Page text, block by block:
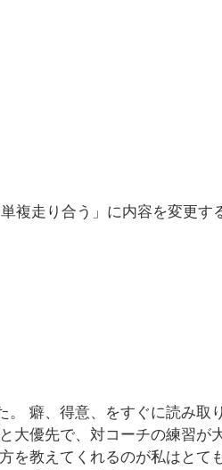
走り合う」に内容を変更す
癖、得意、をすぐに読み
優先で、対コーチの練習
教えてくれるのが私はと